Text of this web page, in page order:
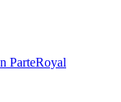
ParteRoyal